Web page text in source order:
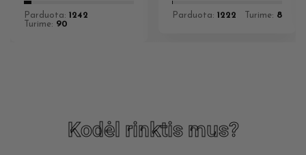
Parduota: 1242
Turime: 90
Parduota: 1222 Turime: 8
Kodėl rinktis mus?